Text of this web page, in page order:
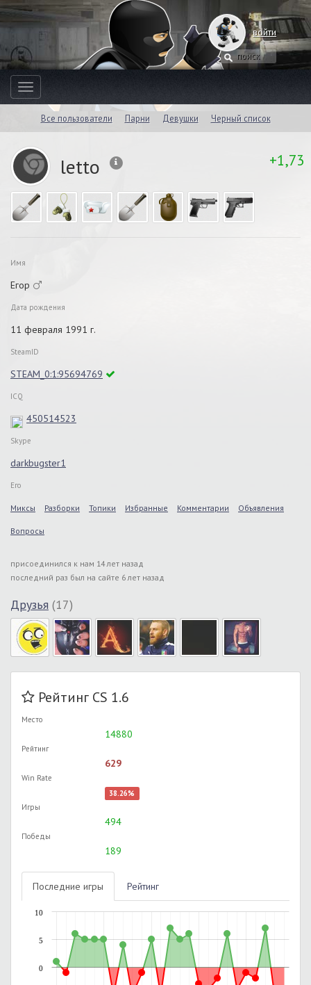
войти
Toggle
navigation
Все пользователи Парни Девушки Черный список
letto +1,73
Имя
Егор
Дата рождения
11 февраля 1991 г.
SteamID
STEAM_0:1:95694769
ICQ
450514523
Skype
darkbugster1
Его
Миксы Разборки Топики Избранные Комментарии Объявления
Вопросы
присоединился к нам 14 лет назад
последний раз был на сайте 6 лет назад
Друзья (17)
Рейтинг CS 1.6
Место
14880
Рейтинг
629
Win Rate
38.26%
Игры
494
Победы
189
Последние игры Рейтинг
0
5
10